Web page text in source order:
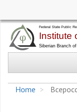
main
Home